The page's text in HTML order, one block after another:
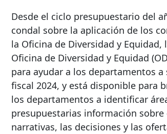
Desde el ciclo presupuestario del
condal sobre la aplicación de los
la Oficina de Diversidad y
Oficina de Diversidad y Equidad
para ayudar a los departamentos
fiscal 2024, y está disponible para
los departamentos a identificar
presupuestarias información
narrativas, las decisiones y las